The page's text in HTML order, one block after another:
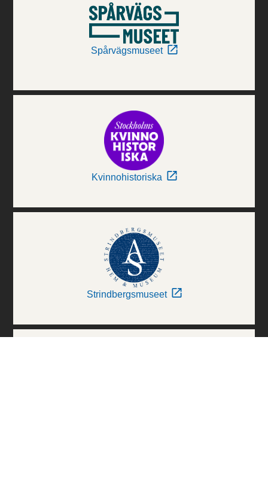
Spårvägsmuseet
Kvinnohistoriska
Strindbergsmuseet